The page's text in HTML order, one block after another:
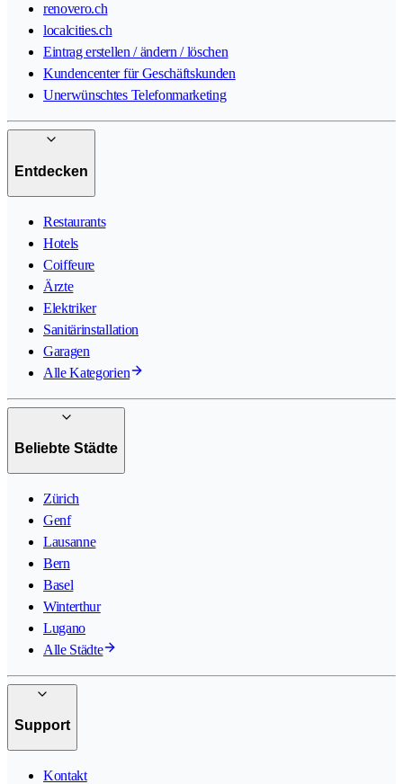
renovero.ch
localcities.ch
Eintrag erstellen / ändern / löschen
Kundencenter für Geschäftskunden
Unerwünschtes Telefonmarketing
Entdecken
Restaurants
Hotels
Coiffeure
Ärzte
Elektriker
Sanitärinstallation
Garagen
Alle Kategorien
Beliebte Städte
Zürich
Genf
Lausanne
Bern
Basel
Winterthur
Lugano
Alle Städte
Support
Kontakt